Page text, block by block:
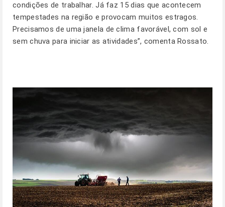
condições de trabalhar. Já faz 15 dias que acontecem
tempestades na região e provocam muitos estragos.
Precisamos de uma janela de clima favorável, com sol e
sem chuva para iniciar as atividades”, comenta Rossato.